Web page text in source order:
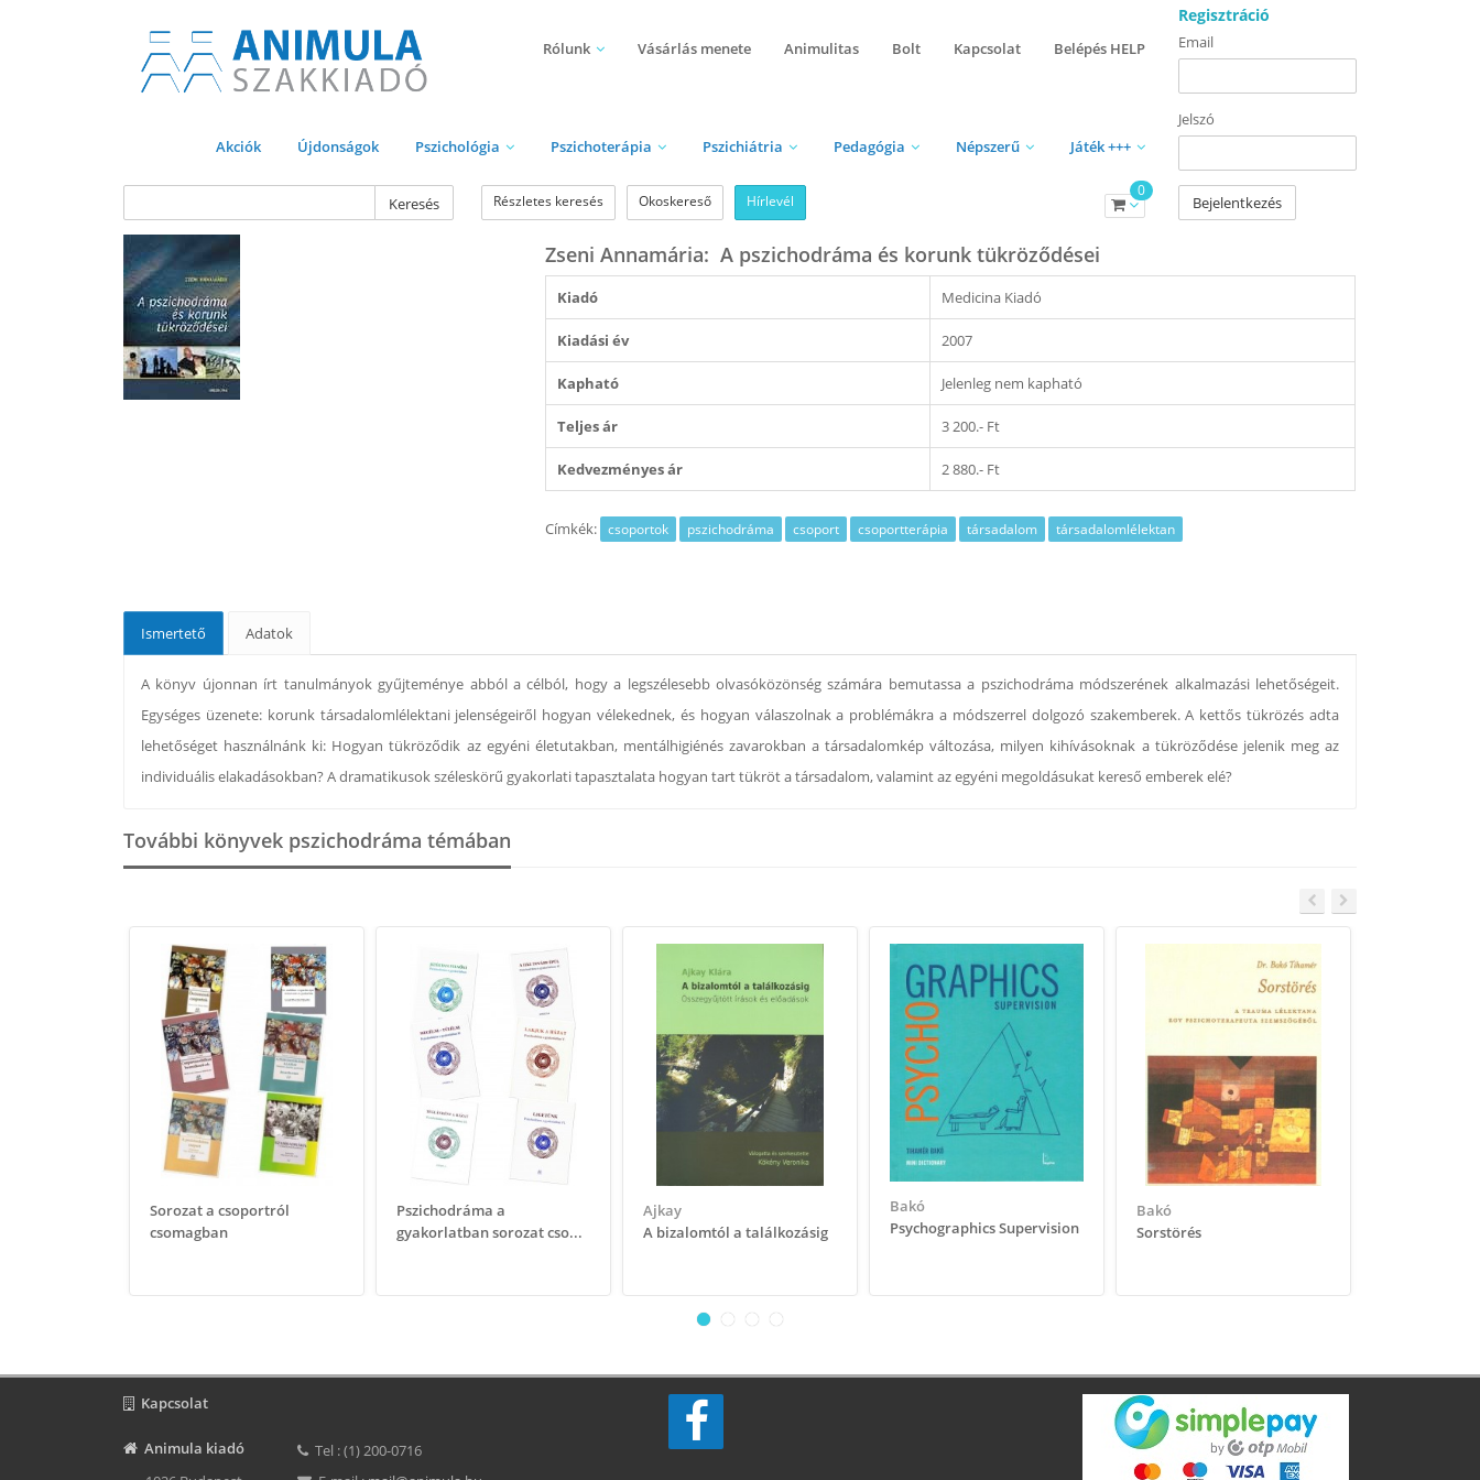
Rólunk Vásárlás menete Animulitas Bolt Kapcsolat Belépés HELP
Akciók Újdonságok Pszichológia Pszichoterápia Pszichiátria Pedagógia Népszerű Játék +++
Keresés Részletes keresés Okoskereső Hírlevél
0
Regisztráció
Email
Jelszó
Bejelentkezés
Zseni Annamária: A pszichodráma és korunk tükröződései
Kiadó Medicina Kiadó
Kiadási év 2007
Kapható Jelenleg nem kapható
Teljes ár 3 200.- Ft
Kedvezményes ár 2 880.- Ft
Címkék: csoportok pszichodráma csoport csoportterápia társadalom társadalomlélektan
Ismertető Adatok
A könyv újonnan írt tanulmányok gyűjteménye abból a célból, hogy a legszélesebb olvasóközönség számára bemutassa a pszichodráma módszerének alkalmazási lehetőségeit.
Egységes üzenete: korunk társadalomlélektani jelenségeiről hogyan vélekednek, és hogyan válaszolnak a problémákra a módszerrel dolgozó szakemberek. A kettős tükrözés adta
lehetőséget használnánk ki: Hogyan tükröződik az egyéni életutakban, mentálhigiénés zavarokban a társadalomkép változása, milyen kihívásoknak a tükröződése jelenik meg az
individuális elakadásokban? A dramatikusok széleskörű gyakorlati tapasztalata hogyan tart tükröt a társadalom, valamint az egyéni megoldásukat kereső emberek elé?
További könyvek pszichodráma témában
Sorozat a csoportról
csomagban
Pszichodráma a
gyakorlatban sorozat cso...
Ajkay
​A bizalomtól a találkozásig
Bakó
Psychographics Supervision
Bakó
Sorstörés
Kapcsolat
Animula kiadó
Tel : (1) 200-0716